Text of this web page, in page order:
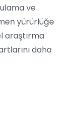
ve
yürürlüğe
araştırma
daha